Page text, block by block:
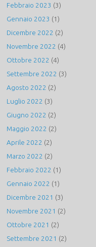
Febbraio 2023 (3)
Gennaio 2023 (1)
Dicembre 2022 (2)
Novembre 2022 (4)
Ottobre 2022 (4)
Settembre 2022 (3)
Agosto 2022 (2)
Luglio 2022 (3)
Giugno 2022 (2)
Maggio 2022 (2)
Aprile 2022 (2)
Marzo 2022 (2)
Febbraio 2022 (1)
Gennaio 2022 (1)
Dicembre 2021 (3)
Novembre 2021 (2)
Ottobre 2021 (2)
Settembre 2021 (2)